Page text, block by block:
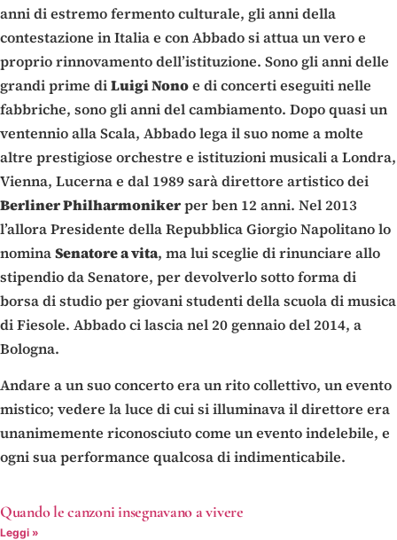
anni di estremo fermento culturale, gli anni della
contestazione in Italia e con Abbado si attua un vero e
proprio rinnovamento dell’istituzione. Sono gli anni delle
grandi prime diLuigi Nonoe di concerti eseguiti nelle
fabbriche, sono gli anni del cambiamento. Dopo quasi un
ventennio alla Scala, Abbado lega il suo nome a molte
altre prestigiose orchestre e istituzioni musicali a Londra,
Vienna, Lucerna e dal 1989 sarà direttore artistico dei
Berliner Philharmonikerper ben 12 anni. Nel 2013
l’allora Presidente della Repubblica Giorgio Napolitano lo
nominaSenatore a vita, ma lui sceglie di rinunciare allo
stipendio da Senatore, per devolverlo sotto forma di
borsa di studio per giovani studenti della scuola di musica
di Fiesole. Abbado ci lascia nel 20 gennaio del 2014, a
Bologna.
Andare a un suo concerto era un rito collettivo, un evento
mistico; vedere la luce di cui si illuminava il direttore era
unanimemente riconosciuto come un evento indelebile, e
ogni sua performance qualcosa di indimenticabile.
Quando le canzoni insegnavano a vivere
Leggi »